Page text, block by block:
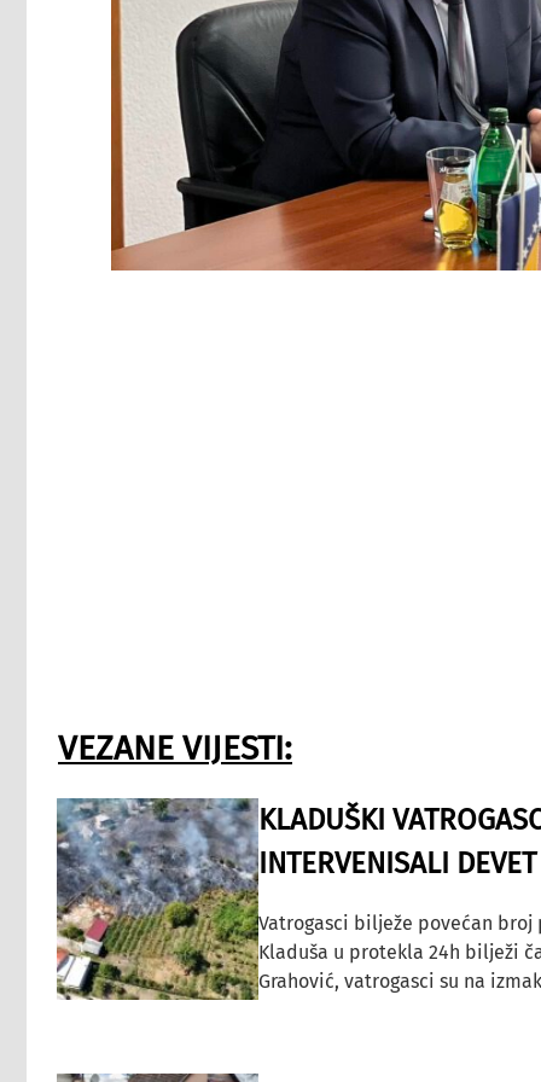
VEZANE VIJESTI:
KLADUŠKI
INTERVENISALI
Vatrogasci bilježe povećan
Kladuša u protekla 24h bilježi
Grahović, vatrogasci su na